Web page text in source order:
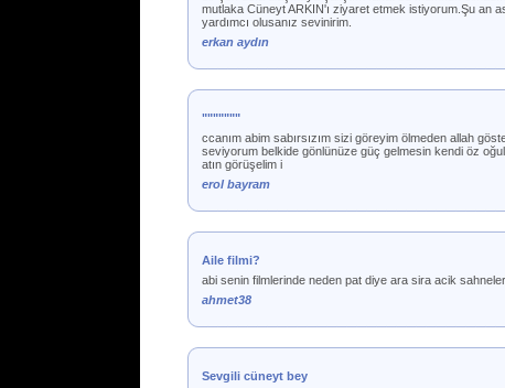
mutlaka Cüneyt ARKIN'ı ziyaret etmek istiyorum.Şu an
yardımcı olusanız sevinirim.
erkan aydın
"""""""
ccanım abim sabırsızım sizi göreyim ölmeden allah
seviyorum belkide gönlünüze güç gelmesin kendi öz
atın görüşelim i
erol bayram
Aile filmi?
abi senin filmlerinde neden pat diye ara sira acik
ahmet38
Sevgili cüneyt bey